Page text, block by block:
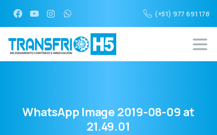
(+51) 977 691 178
WhatsApp Image2019-08-09 at
21.49.01